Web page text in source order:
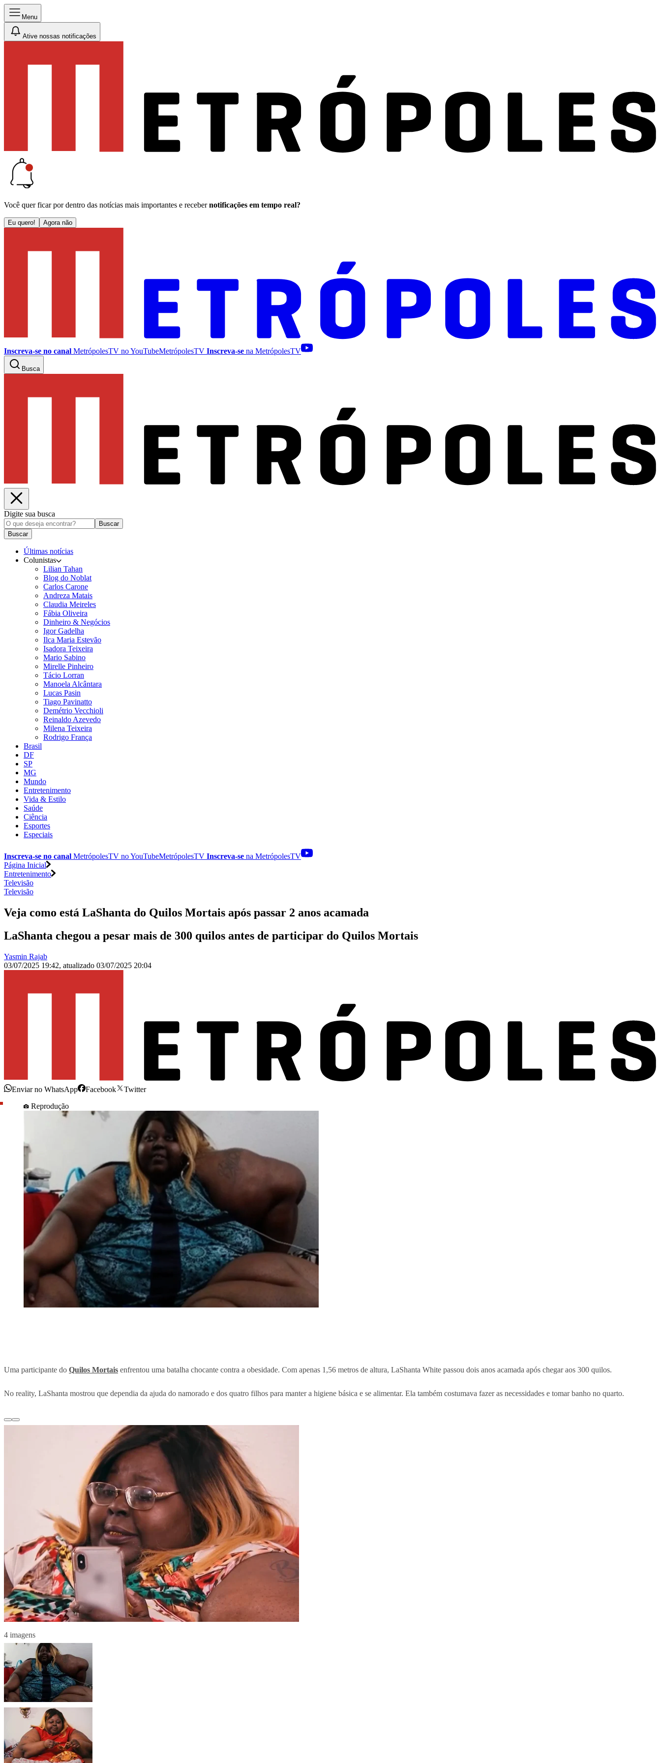
Menu
Ative nossas notificações
Você quer ficar por dentro das notícias mais importantes e receber notificações em tempo real?
Eu quero! Agora não
Inscreva-se no canal MetrópolesTV noYouTubeMetrópolesTV Inscreva-se na MetrópolesTV
Busca
Digite sua busca
Buscar
Buscar
Últimas notícias
Colunistas
Lilian Tahan
Blog do Noblat
Carlos Carone
Andreza Matais
Claudia Meireles
Fábia Oliveira
Dinheiro & Negócios
Igor Gadelha
Ilca Maria Estevão
Isadora Teixeira
Mario Sabino
Mirelle Pinheiro
Tácio Lorran
Manoela Alcântara
Lucas Pasin
Tiago Pavinatto
Demétrio Vecchioli
Reinaldo Azevedo
Milena Teixeira
Rodrigo França
Brasil
DF
SP
MG
Mundo
Entretenimento
Vida & Estilo
Saúde
Ciência
Esportes
Especiais
Inscreva-se no canal MetrópolesTV noYouTubeMetrópolesTV Inscreva-se na MetrópolesTV
Página Inicial
Entretenimento
Televisão
Televisão
Veja como está LaShanta do Quilos Mortais após passar 2 anos acamada
LaShanta chegou a pesar mais de 300 quilos antes de participar do Quilos Mortais
Yasmin Rajab
03/07/2025 19:42, atualizado 03/07/2025 20:04
Enviar no WhatsApp Facebook
Twitter
Reprodução
Uma participante do Quilos Mortais enfrentou uma batalha chocante contra a obesidade. Com apenas 1,56 metros de altura, LaShanta White passou dois anos acamada após chegar aos 300 quilos.
No reality, LaShanta mostrou que dependia da ajuda do namorado e dos quatro filhos para manter a higiene básica e se alimentar. Ela também costumava fazer as necessidades e tomar banho no quarto.
4 imagens